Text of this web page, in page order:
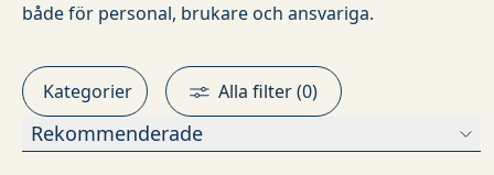
både för personal, brukare och ansvariga.
Kategorier Alla filter(0)
Rekommenderade